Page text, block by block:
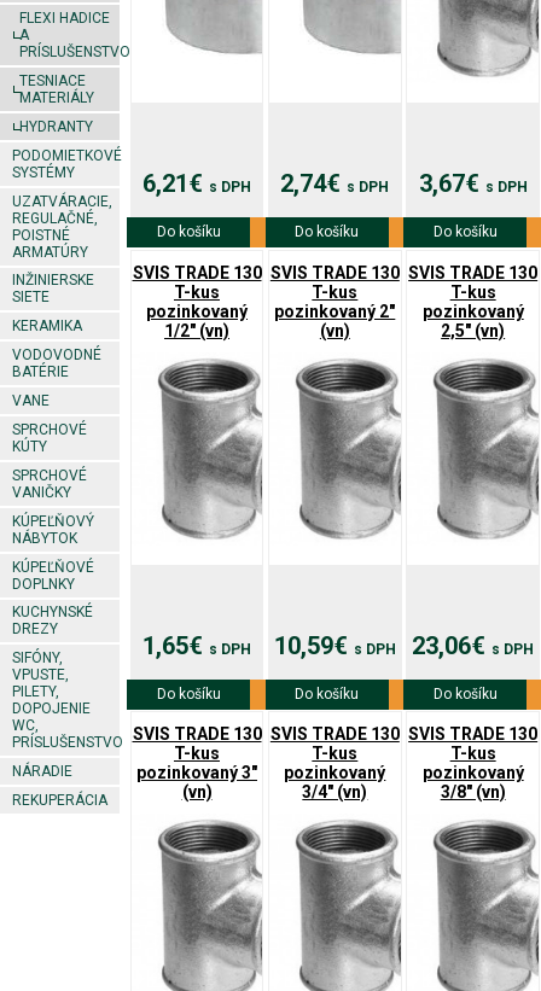
FLEXI HADICE
A
PRÍSLUŠENSTVO
TESNIACE
MATERIÁLY
HYDRANTY
PODOMIETKOVÉ
SYSTÉMY
UZATVÁRACIE,
REGULAČNÉ,
POISTNÉ
ARMATÚRY
INŽINIERSKE
SIETE
KERAMIKA
VODOVODNÉ
BATÉRIE
VANE
SPRCHOVÉ
KÚTY
SPRCHOVÉ
VANIČKY
KÚPEĽŇOVÝ
NÁBYTOK
KÚPEĽŇOVÉ
DOPLNKY
KUCHYNSKÉ
DREZY
SIFÓNY,
VPUSTE,
PILETY,
DOPOJENIE
WC,
PRÍSLUŠENSTVO
NÁRADIE
REKUPERÁCIA
6,21€ s DPH
Viac info
Do košíku
2,74€ s DPH
Viac info
Do košíku
3,67€ s DPH
Viac info
Do košíku
SVIS TRADE 130
T-kus
pozinkovaný
1/2" (vn)
1,65€ s DPH
Viac info
Do košíku
SVIS TRADE 130
T-kus
pozinkovaný 2"
(vn)
10,59€ s DPH
Viac info
Do košíku
SVIS TRADE 130
T-kus
pozinkovaný
2,5" (vn)
23,06€ s DPH
Viac info
Do košíku
SVIS TRADE 130
T-kus
pozinkovaný 3"
(vn)
SVIS TRADE 130
T-kus
pozinkovaný
3/4" (vn)
SVIS TRADE 130
T-kus
pozinkovaný
3/8" (vn)